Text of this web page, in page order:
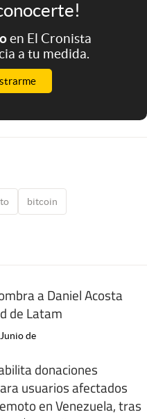
en El Cronista
a tu medida.
bitcoin
a Daniel Acosta
de Latam
de
donaciones
usuarios afectados
en Venezuela, tras